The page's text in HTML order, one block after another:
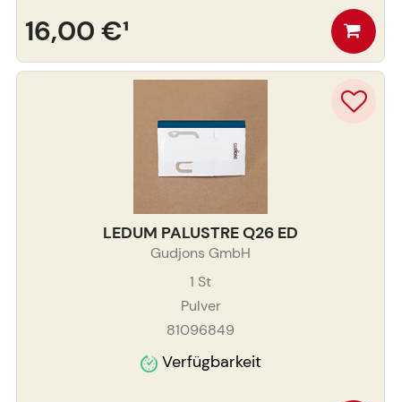
16,00 €¹
LEDUM PALUSTRE Q26 ED
Gudjons GmbH
1 St
Pulver
81096849
Verfügbarkeit